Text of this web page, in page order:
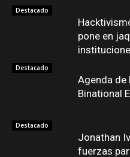
Destacado
pone en
Destacado
Agenda de
Binational
Destacado
Jonathan
fuerzas